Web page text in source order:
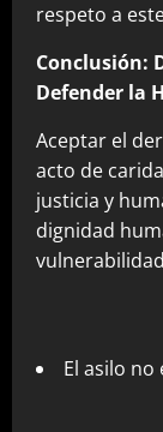
respeto a
Conclusión:
Defender la
Aceptar el
acto de
justicia y
dignidad
El asilo no